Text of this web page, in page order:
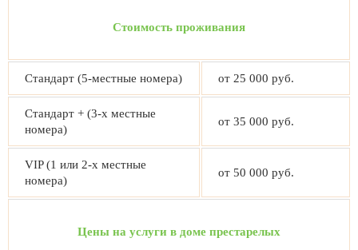
Стоимость проживания
Стандарт (5-местные номера) от 25 000 руб.
Стандарт + (3-х местные
номера)
от 35 000 руб.
VIP (1 или 2-х местные
номера)
от 50 000 руб.
Цены на услуги в доме престарелых